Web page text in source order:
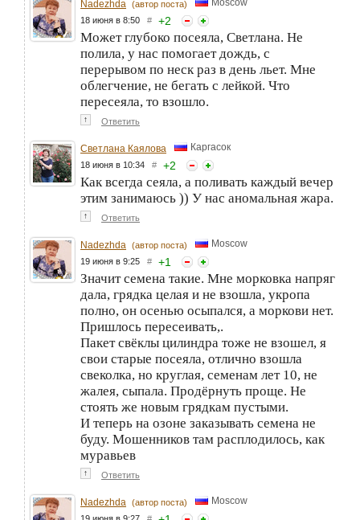
Nadezhda (автор поста) Moscow
18 июня в 8:50 # +2
Может глубоко посеяла, Светлана. Не
полила, у нас помогает дождь, с
перерывом по неск раз в день льет. Мне
облегчение, не бегать с лейкой. Что
пересеяла, то взошло.
↑ Ответить
Светлана Каялова Каргасок
18 июня в 10:34 # +2
Как всегда сеяла, а поливать каждый вечер
этим занимаюсь )) У нас аномальная жара.
↑ Ответить
Nadezhda (автор поста) Moscow
19 июня в 9:25 # +1
Значит семена такие. Мне морковка напряг
дала, грядка целая и не взошла, укропа
полно, он осенью осыпался, а моркови нет.
Пришлось пересеивать,.
Пакет свёклы цилиндра тоже не взошел, я
свои старые посеяла, отлично взошла
свеколка, но круглая, семенам лет 10, не
жалея, сыпала. Продёрнуть проще. Не
стоять же новым грядкам пустыми.
И теперь на озоне заказывать семена не
буду. Мошенников там расплодилось, как
муравьев
↑ Ответить
Nadezhda (автор поста) Moscow